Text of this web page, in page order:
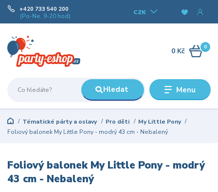
Menu
CZK
Hledat
+420 733 540 200
(Po-Ne, 9-20 hod)
0
0 Kč
Tématické párty a oslavy Pro děti
My Little Pony
Foliový balonek My Little Pony - modrý 43 cm - Nebalený
Foliový balonek My Little Pony - modrý
43 cm - Nebalený